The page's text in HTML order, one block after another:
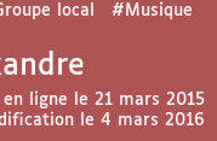
local
#Musique
ligne le 21 mars 2015
le 4 mars 2016